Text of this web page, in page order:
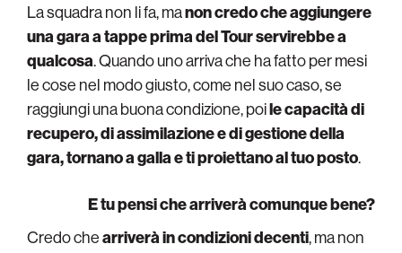
La squadra non li fa, manon credo che aggiungere
una gara a tappe prima del Tour servirebbe a
qualcosa. Quando uno arriva che ha fatto per mesi
le cose nel modo giusto, come nel suo caso, se
raggiungi una buona condizione, poile capacità di
recupero, di assimilazione e di gestione della
gara, tornano a galla e ti proiettano al tuo posto.
E tu pensi che arriverà comunque bene?
Credo chearriverà in condizioni decenti, ma non